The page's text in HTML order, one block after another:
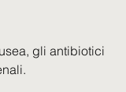
gli antibiotici